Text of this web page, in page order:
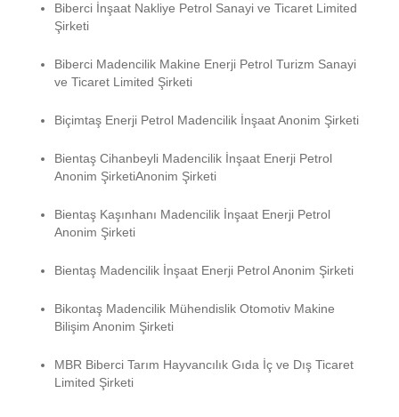
Biberci İnşaat Nakliye Petrol Sanayi ve Ticaret Limited
Şirketi
Biberci Madencilik Makine Enerji Petrol Turizm Sanayi
ve Ticaret Limited Şirketi
Biçimtaş Enerji Petrol Madencilik İnşaat Anonim Şirketi
Bientaş Cihanbeyli Madencilik İnşaat Enerji Petrol
Anonim ŞirketiAnonim Şirketi
Bientaş Kaşınhanı Madencilik İnşaat Enerji Petrol
Anonim Şirketi
Bientaş Madencilik İnşaat Enerji Petrol Anonim Şirketi
Bikontaş Madencilik Mühendislik Otomotiv Makine
Bilişim Anonim Şirketi
MBR Biberci Tarım Hayvancılık Gıda İç ve Dış Ticaret
Limited Şirketi